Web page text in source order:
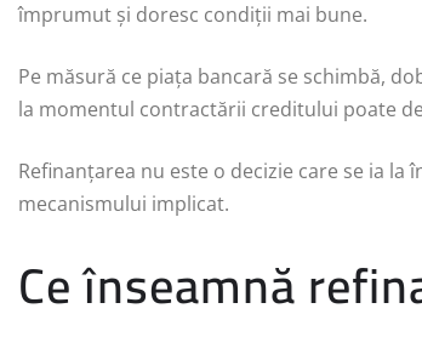
împrumut și doresc condiții mai bune.
Pe măsură ce piața bancară se schimbă,
la momentul contractării creditului poate
Refinanțarea nu este o decizie care se ia
mecanismului implicat.
Ce înseamnă